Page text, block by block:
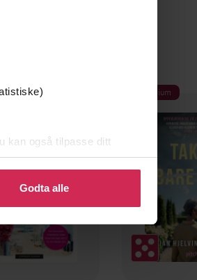
kan også tilpasse ditt
eller endre ditt samtykke.
Godta alle
Premium